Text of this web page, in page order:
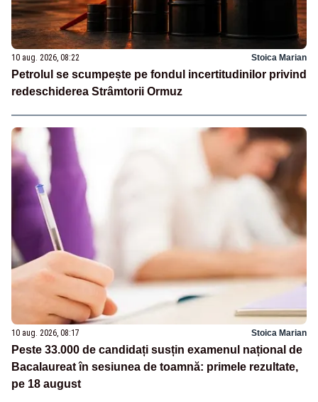
10 aug. 2026, 08:22 Stoica Marian
Petrolul se scumpește pe fondul incertitudinilor privind
redeschiderea Strâmtorii Ormuz
10 aug. 2026, 08:17 Stoica Marian
Peste 33.000 de candidați susțin examenul național de
Bacalaureat în sesiunea de toamnă: primele rezultate,
pe 18 august